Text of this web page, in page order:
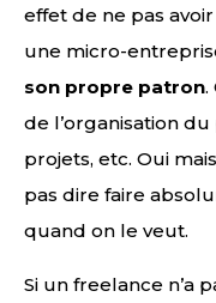
effet de ne pas
une micro-
son propre patron.
de l’organisation
projets, etc. Oui
pas dire faire
quand on le veut.
Si un freelance n’a